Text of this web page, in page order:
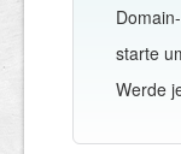
starte
Werde